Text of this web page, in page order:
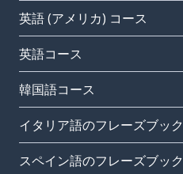
英語 (アメリカ) コース
英語コース
韓国語コース
イタリア語のフレーズブック
スペイン語のフレーズブック